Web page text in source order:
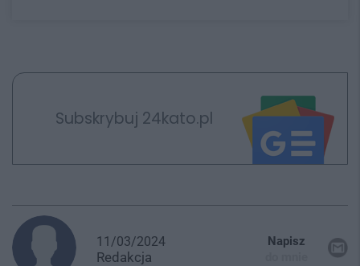
Subskrybuj 24kato.pl
11/03/2024
Redakcja
Napisz